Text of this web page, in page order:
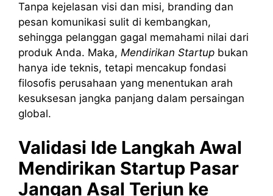
Tanpa kejelasan visi dan misi, branding dan
pesan komunikasi sulit di kembangkan,
sehingga pelanggan gagal memahami nilai dari
produk Anda. Maka, Mendirikan Startup bukan
hanya ide teknis, tetapi mencakup fondasi
filosofis perusahaan yang menentukan arah
kesuksesan jangka panjang dalam persaingan
global.
Validasi Ide Langkah Awal
Mendirikan Startup Pasar
Jangan Asal Terjun ke